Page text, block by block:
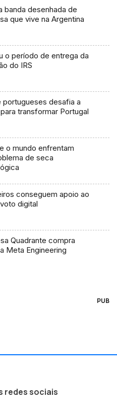
banda desenhada de
que vive na Argentina
o período de entrega da
do IRS
portugueses desafia a
transformar Portugal
o mundo enfrentam
de seca
conseguem apoio ao
digital
Quadrante compra
Meta Engineering
PUB
redes sociais